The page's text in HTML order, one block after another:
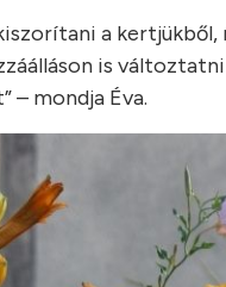
a
is
– mondja Éva.